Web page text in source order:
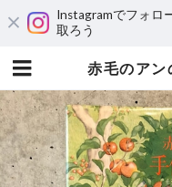
Instagramでフォロ
取ろう